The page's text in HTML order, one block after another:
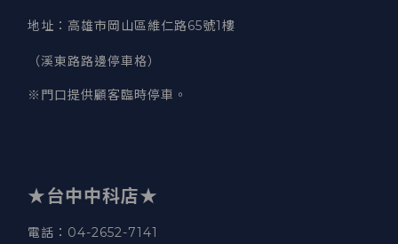
地址 ： 高雄市岡山區維仁路65號1樓
（溪東路路邊停車格）
※門口提供顧客臨時停車。
★台中中科店★
電話 ：04-2652-7141